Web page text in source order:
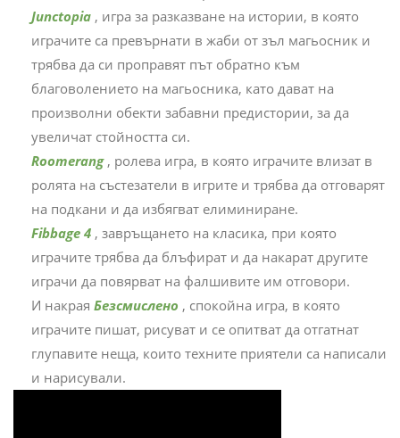
Junctopia , игра за разказване на истории, в която
играчите са превърнати в жаби от зъл магьосник и
трябва да си проправят път обратно към
благоволението на магьосника, като дават на
произволни обекти забавни предистории, за да
увеличат стойността си.
Roomerang , ролева игра, в която играчите влизат в
ролята на състезатели в игрите и трябва да отговарят
на подкани и да избягват елиминиране.
Fibbage 4 , завръщането на класика, при която
играчите трябва да блъфират и да накарат другите
играчи да повярват на фалшивите им отговори.
И накрая Безсмислено , спокойна игра, в която
играчите пишат, рисуват и се опитват да отгатнат
глупавите неща, които техните приятели са написали
и нарисували.